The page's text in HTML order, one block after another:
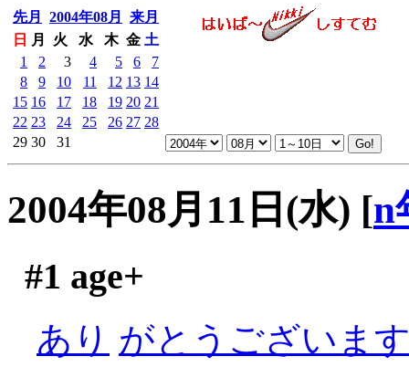
先月 2004年08月
来月
日
月 火 水 木 金 土
1
2 3 4 5 6
7
8
9 10 11 12 13 14
15 16 17 18 19 20 21
22 23 24 25 26 27 28
29 30 31
2004年08月11日(水) [n
#1 age+
あり がとうございま